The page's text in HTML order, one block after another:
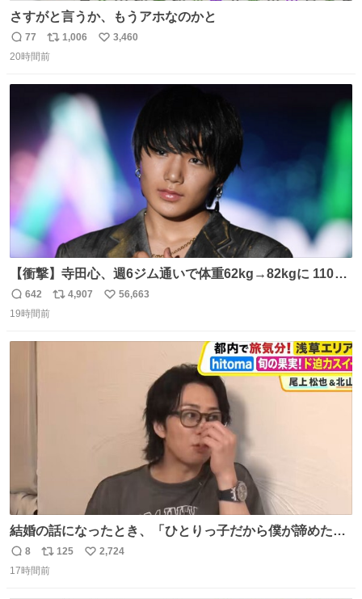
さすがと言うか、もうアホなのかと
返
信
77
リ
ポ
ト
数
1,006
い
3,460
20時間前
【衝撃】寺田心、週6ジム通いで体重62kg→82kgに 110kg
のベンチプレス持ち上げる姿披露
news.livedoor.com/article/detail… 元々自重のみだった
のためおにぎり10個、ゼリー飲料3～4本、パスタと毎日4
千kcalオーバーの食事を摂取し、増量したという。
返
信
642
リ
4,907
い
56,663
19時間前
結婚の話になったとき、「ひとりっ子だから僕が諦めた瞬
間に一族が潰える」「死ぬとき1人とか嫌」だから結婚願
望は"ある"って答えたものの、結局「（結婚は）向いてね
返
信
8
リ
ポ
125
い
2,724
17時間前